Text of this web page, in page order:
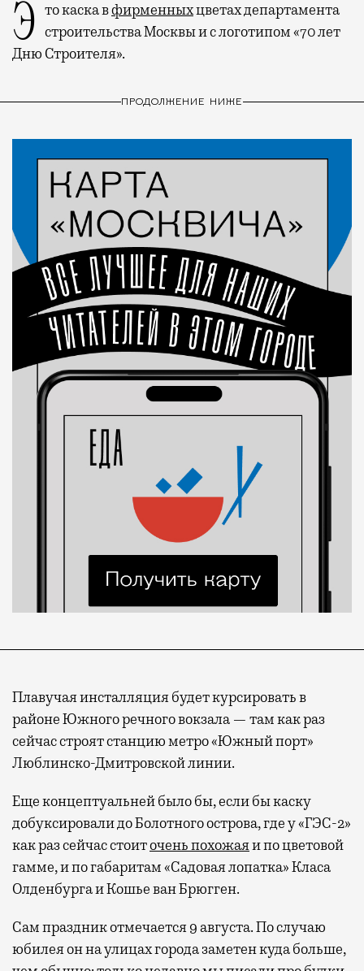
Современный путешественник часто берет
с собой не только чемодан, но и ноутбук.
А ожидание рейса все чаще превращается
спокойно закончить дела или спланировать
активности в путешествии, например
Это каска вфирменныхцветах департамента
строительства Москвы и с логотипом «70 лет
Дню Строителя».
ПРОДОЛЖЕНИЕ НИЖЕ
Плавучая инсталляция будет курсировать в
районе Южного речного вокзала — там как раз
сейчас строят станцию метро «Южный порт»
Люблинско-Дмитровской линии.
Еще концептуальней было бы, если бы каску
добуксировали до Болотного острова, где у «ГЭС-2»
как раз сейчас стоиточень похожаяи по цветовой
гамме, и по габаритам «Садовая лопатка» Класа
Олденбурга и Кошье ван Брюгген.
Сам праздник отмечается 9 августа. По случаю
юбилея он на улицах города заметен куда больше,